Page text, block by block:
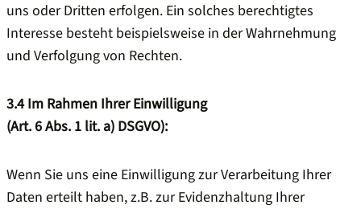
uns oder Dritten erfolgen. Ein solches berechtigtes
Interesse besteht beispielsweise in der Wahrnehmung
und Verfolgung von Rechten.
3.4Im Rahmen Ihrer Einwilligung
(Art. 6 Abs. 1 lit. a) DSGVO):
Wenn Sie uns eine Einwilligung zur Verarbeitung Ihrer
Daten erteilt haben, z.B. zur Evidenzhaltung Ihrer